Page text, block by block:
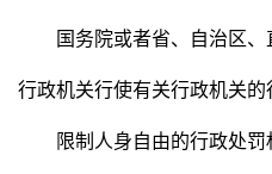
国务院或者省、自治区、
行政机关行使有关行政机关的
限制人身自由的行政处罚